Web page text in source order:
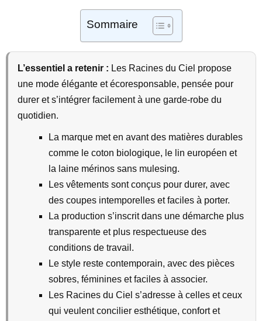
Sommaire
L’essentiel a retenir : Les Racines du Ciel propose
une mode élégante et écoresponsable, pensée pour
durer et s’intégrer facilement à une garde-robe du
quotidien.
La marque met en avant des matières durables
comme le coton biologique, le lin européen et
la laine mérinos sans mulesing.
Les vêtements sont conçus pour durer, avec
des coupes intemporelles et faciles à porter.
La production s’inscrit dans une démarche plus
transparente et plus respectueuse des
conditions de travail.
Le style reste contemporain, avec des pièces
sobres, féminines et faciles à associer.
Les Racines du Ciel s’adresse à celles et ceux
qui veulent concilier esthétique, confort et